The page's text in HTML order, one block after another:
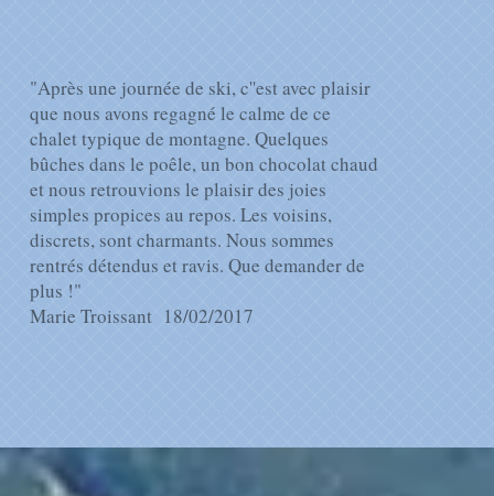
"Après une journée de ski, c''est avec plaisir
que nous avons regagné le calme de ce
chalet typique de montagne. Quelques
bûches dans le poêle, un bon chocolat chaud
et nous retrouvions le plaisir des joies
simples propices au repos. Les voisins,
discrets, sont charmants. Nous sommes
rentrés détendus et ravis. Que demander de
plus !"
Marie Troissant 18/02/2017